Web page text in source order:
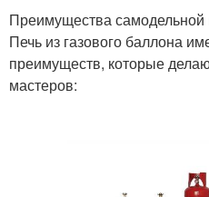
Преимущества самодельной
Печь из газового баллона
преимуществ, которые
мастеров: